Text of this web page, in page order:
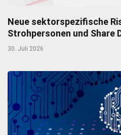
Neue sektorspezifische
Strohpersonen und Share
30. Juli 2026